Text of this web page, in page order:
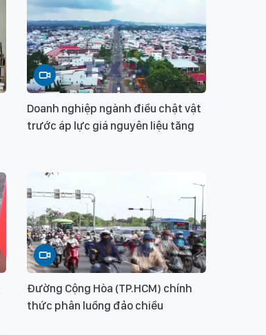
Doanh nghiệp ngành điều chật vật
trước áp lực giá nguyên liệu tăng
Đường Cộng Hòa (TP.HCM) chính
thức phân luồng đảo chiều